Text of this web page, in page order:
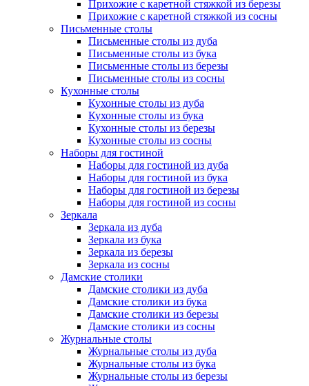
Прихожие с каретной стяжкой из березы
Прихожие с каретной стяжкой из сосны
Письменные столы
Письменные столы из дуба
Письменные столы из бука
Письменные столы из березы
Письменные столы из сосны
Кухонные столы
Кухонные столы из дуба
Кухонные столы из бука
Кухонные столы из березы
Кухонные столы из сосны
Наборы для гостиной
Наборы для гостиной из дуба
Наборы для гостиной из бука
Наборы для гостиной из березы
Наборы для гостиной из сосны
Зеркала
Зеркала из дуба
Зеркала из бука
Зеркала из березы
Зеркала из сосны
Дамские столики
Дамские столики из дуба
Дамские столики из бука
Дамские столики из березы
Дамские столики из сосны
Журнальные столы
Журнальные столы из дуба
Журнальные столы из бука
Журнальные столы из березы